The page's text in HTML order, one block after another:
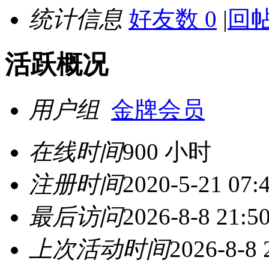
统计信息 好友数 0 | 回
活跃概况
用户组 金牌会员
在线时间900 小时
注册时间2020-5-21
最后访问2026-8-8
上次活动时间2026-8-8